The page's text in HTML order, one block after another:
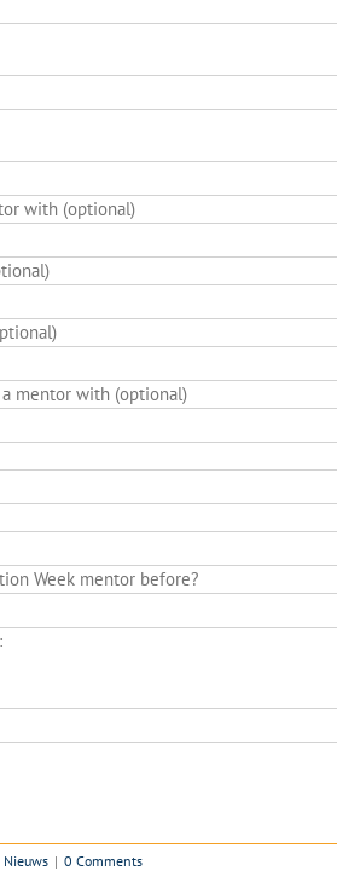
with (optional)
mentor with (optional)
Week mentor before?
Nieuws | 0 Comments